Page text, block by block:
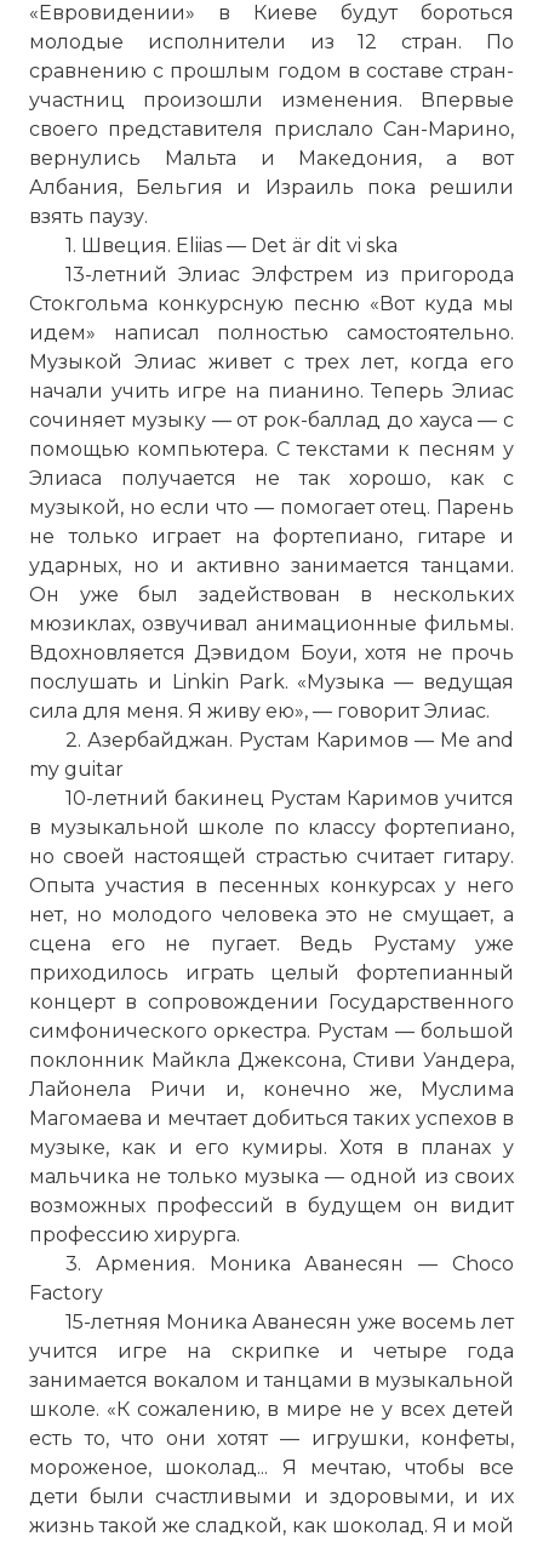
«Евровидении» в Киеве будут бороться
молодые исполнители из 12 стран. По
сравнению с прошлым годом в составе стран-
участниц произошли изменения. Впервые
своего представителя прислало Сан-Марино,
вернулись Мальта и Македония, а вот
Албания, Бельгия и Израиль пока решили
взять паузу.
1. Швеция. Eliias — Det är dit vi ska
13-летний Элиас Элфстрем из пригорода
Стокгольма конкурсную песню «Вот куда мы
идем» написал полностью самостоятельно.
Музыкой Элиас живет с трех лет, когда его
начали учить игре на пианино. Теперь Элиас
сочиняет музыку — от рок-баллад до хауса — с
помощью компьютера. С текстами к песням у
Элиаса получается не так хорошо, как с
музыкой, но если что — помогает отец. Парень
не только играет на фортепиано, гитаре и
ударных, но и активно занимается танцами.
Он уже был задействован в нескольких
мюзиклах, озвучивал анимационные фильмы.
Вдохновляется Дэвидом Боуи, хотя не прочь
послушать и Linkin Park. «Музыка — ведущая
сила для меня. Я живу ею», — говорит Элиас.
2. Азербайджан. Рустам Каримов — Me and
my guitar
10-летний бакинец Рустам Каримов учится
в музыкальной школе по классу фортепиано,
но своей настоящей страстью считает гитару.
Опыта участия в песенных конкурсах у него
нет, но молодого человека это не смущает, а
сцена его не пугает. Ведь Рустаму уже
приходилось играть целый фортепианный
концерт в сопровождении Государственного
симфонического оркестра. Рустам — большой
поклонник Майкла Джексона, Стиви Уандера,
Лайонела Ричи и, конечно же, Муслима
Магомаева и мечтает добиться таких успехов в
музыке, как и его кумиры. Хотя в планах у
мальчика не только музыка — одной из своих
возможных профессий в будущем он видит
профессию хирурга.
3. Армения. Моника Аванесян — Choco
Factory
15-летняя Моника Аванесян уже восемь лет
учится игре на скрипке и четыре года
занимается вокалом и танцами в музыкальной
школе. «К сожалению, в мире не у всех детей
есть то, что они хотят — игрушки, конфеты,
мороженое, шоколад... Я мечтаю, чтобы все
дети были счастливыми и здоровыми, и их
жизнь такой же сладкой, как шоколад. Я и мой